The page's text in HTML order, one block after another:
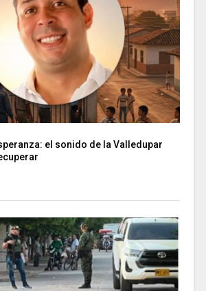
el sonido de la Valledupar